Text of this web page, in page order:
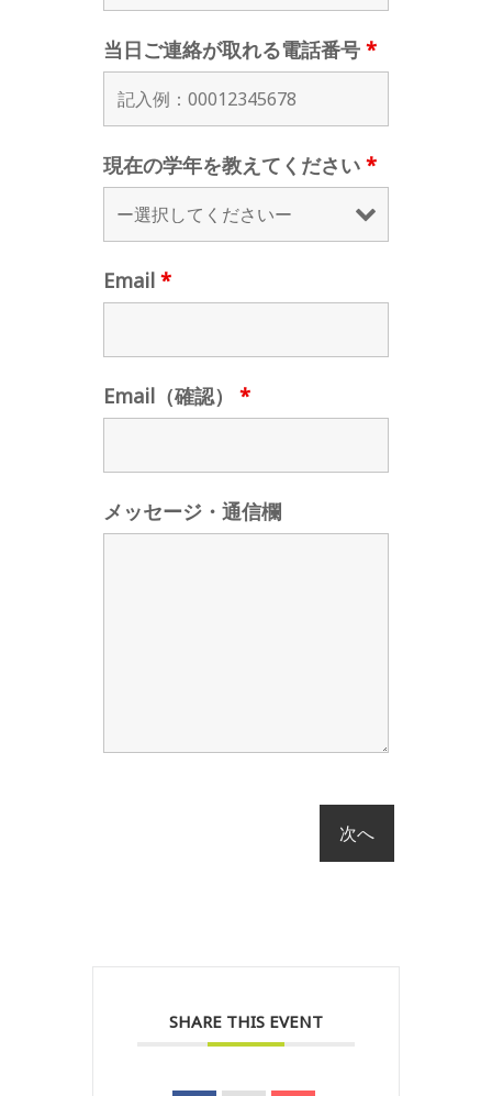
当日ご連絡が取れる電話番号 *
現在の学年を教えてください *
Email *
Email（確認） *
メッセージ・通信欄
SHARE THIS EVENT